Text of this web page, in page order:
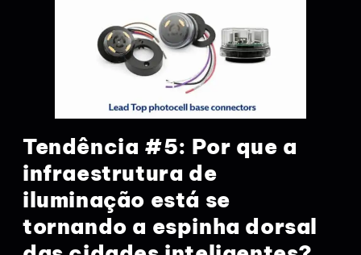
Tendência #5: Por que a
infraestrutura de
iluminação está se
tornando a espinha dorsal